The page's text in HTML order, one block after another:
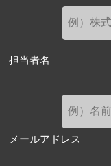
担当者名
メールアドレス